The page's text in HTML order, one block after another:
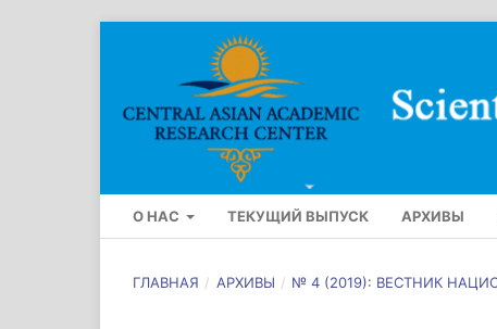
О НАС ТЕКУЩИЙ ВЫПУСК АРХИВЫ
ГЛАВНАЯ / АРХИВЫ / № 4 (2019): ВЕСТНИК